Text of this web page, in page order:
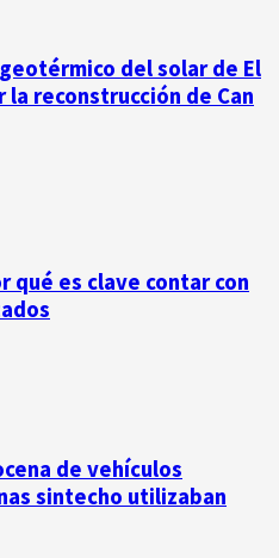
del solar de El
reconstrucción de Can
qué es clave contar con
de vehículos
sintecho utilizaban